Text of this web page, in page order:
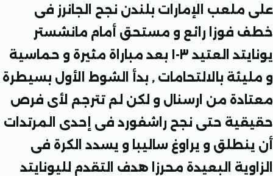
الإمارات بلندن نجح الجانرز فى
رائع و مستحق أمام مانشستر
يونايتد العتيد ٣-١ بعد مباراة مثيرة و حماسية
بالالتحامات , بدأ الشوط الأول بسيطرة
من ارسنال و لكن لم تترجم لأى فرص
حتى نجح راشفورد فى إحدى المرتدات
و يراوغ ساليبا و يسدد الكرة فى
البعيدة محرزا هدف التقدم لليونايتد